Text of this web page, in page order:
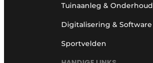
Tuinaanleg & Onderhoud
Digitalisering & Software
Sportvelden